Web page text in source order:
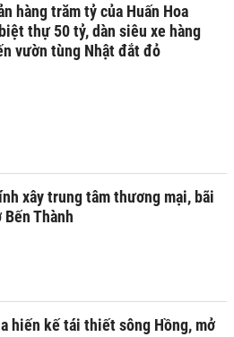
hàng trăm tỷ của Huấn Hoa
thự 50 tỷ, dàn siêu xe hàng
vườn tùng Nhật đắt đỏ
xây trung tâm thương mại, bãi
Bến Thành
hiến kế tái thiết sông Hồng, mở